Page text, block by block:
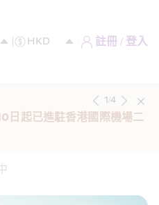
註冊 / 登入
日起已進駐香港國際機場二
1/4